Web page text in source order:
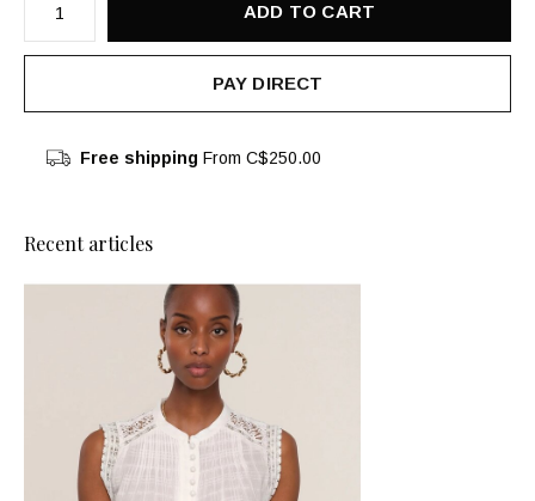
ADD TO CART
PAY DIRECT
Free shipping From C$250.00
Recent articles